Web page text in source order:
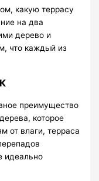
какую террасу
на два
дерево и
что каждый из
преимущество
которое
от влаги, терраса
идеально